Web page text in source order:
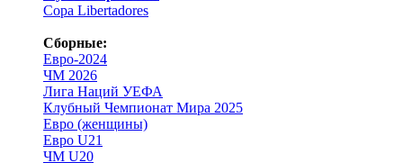
Copa Libertadores
Сборные:
Евро-2024
ЧМ 2026
Лига Наций УЕФА
Клубный Чемпионат Мира 2025
Евро (женщины)
Евро U21
ЧМ U20